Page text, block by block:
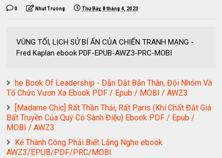
0 Nhut Truong Thứ Bảy, 8 tháng 4, 2023
VÙNG TỐI, LỊCH SỬ BÍ ẨN CỦA CHIẾN TRANH MẠNG -
Fred Kaplan ebook PDF-EPUB-AWZ3-PRC-MOBI
he Book Of Leadership - Dẫn Dắt Bản Thân, Đội Nhóm Và
Tổ Chức Vươn Xa Ebook PDF / Epub / MOBI / AWZ3
[Madame Chic] Rất Thần Thái, Rất Paris (Khí Chất Đắt Giá
Bất Truyền Của Quý Cô Sành Điệu) Ebook PDF / Epub /
MOBI / AWZ3
Kẻ Thành Công Phải Biết Lắng Nghe ebook
AWZ3/EPUB/PDF/PRC/MOBI